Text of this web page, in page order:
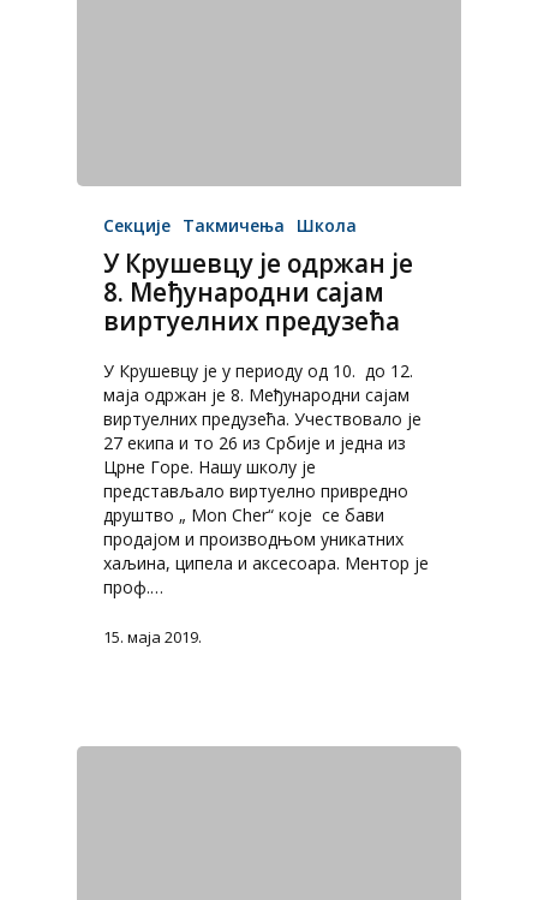
Секције Такмичења Школа
У Крушевцу је одржан је
8. Међународни сајам
виртуелних предузећа
У Крушевцу је у периоду од 10. до 12.
маја одржан је 8. Међународни сајам
виртуелних предузећа. Учествовало је
27 екипа и то 26 из Србије и једна из
Црне Горе. Нашу школу је
представљало виртуелно привредно
друштво „ Mon Cher“ које се бави
продајом и производњом уникатних
хаљина, ципела и аксесоара. Ментор je
проф.…
15. маја 2019.